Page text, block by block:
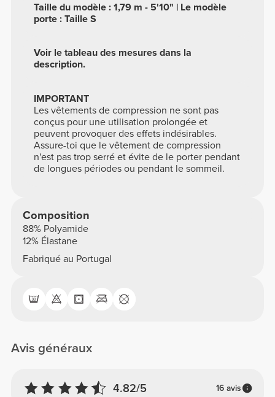
IMPORTANT
Les vêtements de compression ne sont pas
conçus pour une utilisation prolongée et
peuvent provoquer des effets indésirables.
Assure-toi que le vêtement de compression
n'est pas trop serré et évite de le porter pendant
de longues périodes ou pendant le sommeil.
Voir le tableau des mesures dans la
description.
Taille du modèle : 1,79 m - 5'10" | Le modèle
porte : Taille S
Composition
88% Polyamide
12% Élastane
Fabriqué au Portugal
Avis généraux
4.82/5 16 avis